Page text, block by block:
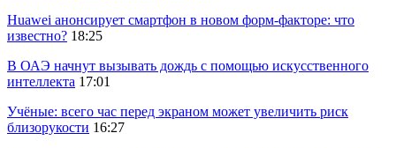
Huawei анонсирует смартфон в новом форм-факторе: что
известно? 18:25
В ОАЭ начнут вызывать дождь с помощью искусственного
интеллекта 17:01
Учёные: всего час перед экраном может увеличить риск
близорукости 16:27